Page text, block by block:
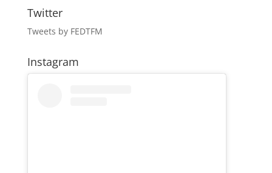
Twitter
Tweets by FEDTFM
Instagram